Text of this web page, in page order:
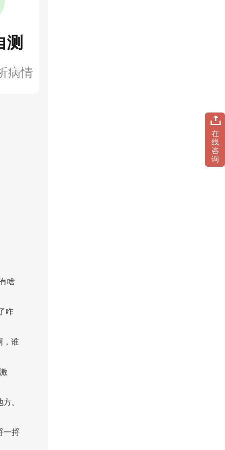
测
病情
啥
咋
，谁
。
一捋
在
线
咨
询